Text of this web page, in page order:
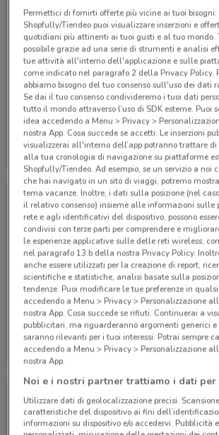
Eden Viaggi
Scade il 30/04 530 m Scade il 30/
Eden Viaggi
Scade il 30/04 530 m Scade il 31/
Permettici di fornirti offerte più vicine ai tuoi
Shopfully/Tiendeo puoi visualizzare inserzioni e
quotidiani più attinenti ai tuoi gusti e al tuo mondo.
possibile grazie ad una serie di strumenti e analisi
tue attività all'interno dell'applicazione e sulle
come indicato nel paragrafo 2 della Privacy Policy.
abbiamo bisogno del tuo consenso sull'uso dei dati
Se dai il tuo consenso condivideremo i tuoi dati
tutto il mondo attraverso l’uso di SDK esterne. Puoi
idea accedendo a Menu > Privacy >
nostra App. Cosa succede se accetti: Le inserzioni
visualizzerai all'interno dell’app potranno trattare
alla tua cronologia di navigazione su piattaforme
Shopfully/Tiendeo. Ad esempio, se un servizio a noi
che hai navigato in un sito di viaggi, potremo
tema vacanze. Inoltre, i dati sulla posizione (nel
il relativo consenso) insieme alle informazioni sulle
rete e agli identificativi del dispositivo, possono
condivisi con terze parti per comprendere e
le esperienze applicative sulle delle reti wireless,
nel paragrafo 13.b della nostra Privacy Policy.
anche essere utilizzati per la creazione di report,
scientifiche e statistiche, analisi basate sulla
tendenze. Puoi modificare le tue preferenze in
accedendo a Menu > Privacy > Personalizzazione
nostra App. Cosa succede se rifiuti: Continuerai a
pubblicitari, ma riguarderanno argomenti generici e
saranno rilevanti per i tuoi interessi. Potrai sempre
accedendo a Menu > Privacy > Personalizzazione
nostra App.
Noi e i nostri partner trattiamo i dati
Utilizzare dati di geolocalizzazione precisi.
caratteristiche del dispositivo ai fini
informazioni su dispositivo e/o accedervi. Pubblicità